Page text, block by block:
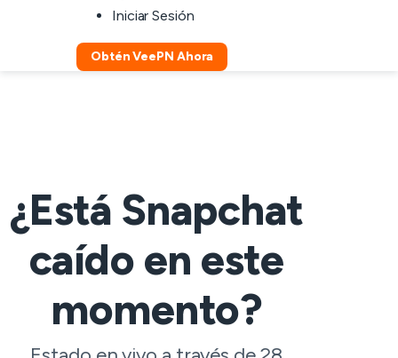
Iniciar Sesión
Obtén VeePN Ahora
¿Está Snapchat
caído en este
momento?